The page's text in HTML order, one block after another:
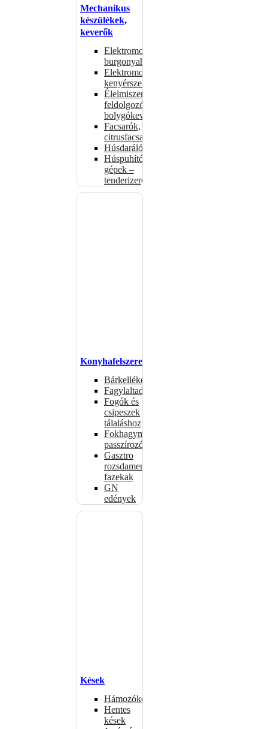
Mechanikus
készülékek,
keverők
Elektromos
burgonyahámozók
Elektromos
kenyérszeletelők
Élelmiszer-
feldolgozók –
bolygókeverők
Facsarók,
citrusfacsarók
Húsdarálók
Húspuhító
gépek –
tenderizerek
Konyhafelszerelés
Bárkellékek
Fagylaltadagolók
Fogók és
csipeszek
tálaláshoz
Fokhagymaprések,
passzírozók
Gasztro
rozsdamentes
fazekak
GN
edények
Kések
Hámozókések
Hentes
kések